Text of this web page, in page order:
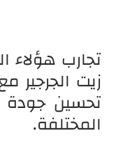
تجارب هؤلاء
زيت
تحسين جودة
المختلفة.